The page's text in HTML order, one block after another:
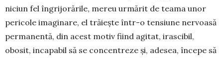
niciun fel îngrijo­rările, mereu urmărit de teama unor
pericole ima­ginare, el trăiește într-o tensiune nervoasă
perma­nentă, din acest motiv fiind agitat, irascibil,
obosit, incapabil să se concentreze și, adesea, începe să